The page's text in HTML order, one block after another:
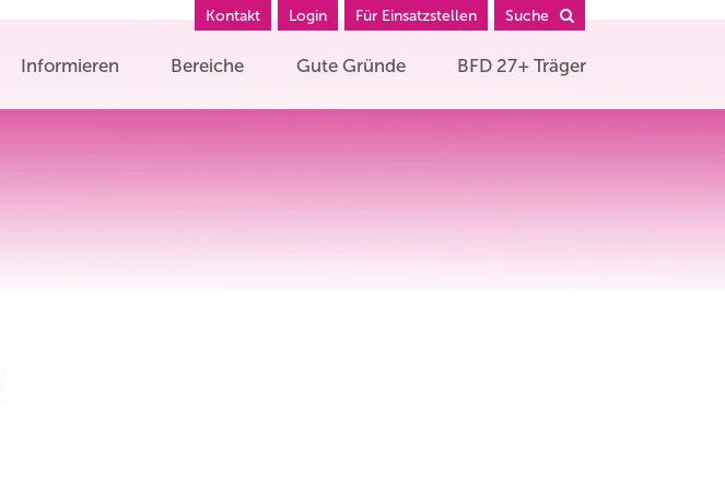
Kontakt Login Für Einsatzstellen Suche
Informieren Bereiche Gute Gründe BFD 27+ Träger